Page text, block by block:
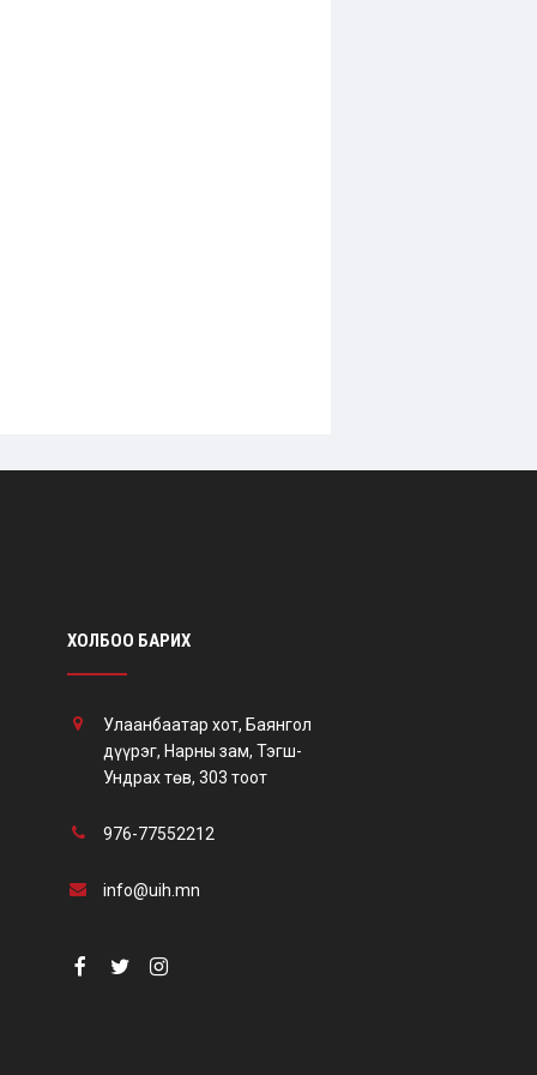
ХОЛБОО БАРИХ
Улаанбаатар хот, Баянгол
дүүрэг, Нарны зам, Тэгш-
Ундрах төв, 303 тоот
976-77552212
info@uih.mn